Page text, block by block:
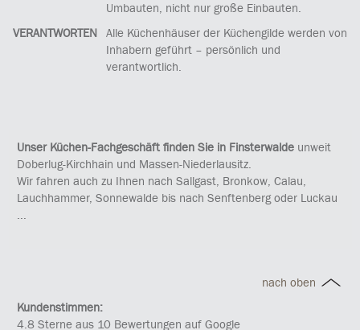
Umbauten, nicht nur große Einbauten.
VERANTWORTEN
Alle Küchenhäuser der Küchengilde werden von
Inhabern geführt – persönlich und
verantwortlich.
Unser Küchen-Fachgeschäft finden Sie in Finsterwalde unweit
Doberlug-Kirchhain und Massen-Niederlausitz.
Wir fahren auch zu Ihnen nach Sallgast, Bronkow, Calau,
Lauchhammer, Sonnewalde bis nach Senftenberg oder Luckau
nach oben
Kundenstimmen:
4.8 Sterne aus 10 Bewertungen auf Google